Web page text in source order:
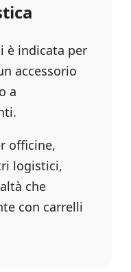
è indicata per
accessorio
a
officine,
logistici,
che
con carrelli